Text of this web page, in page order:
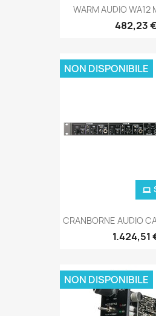
WARM AUDIO WA12
482,23 €
CRANBORNE AUDIO
1.424,51
NON DISPONIBILE
NON DISPONIBILE